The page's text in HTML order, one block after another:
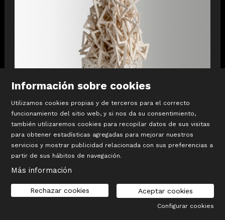
Información sobre cookies
Utilizamos cookies propias y de terceros para el correcto
funcionamiento del sitio web, y si nos da su consentimiento,
también utilizaremos cookies para recopilar datos de sus visitas
para obtener estadísticas agregadas para mejorar nuestros
servicios y mostrar publicidad relacionada con sus preferencias a
partir de sus hábitos de navegación.
Más información
Aceptar cookies
Rechazar cookies
Configurar cookies